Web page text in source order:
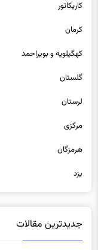
کرمان
کهگیلویه و بویراحمد
گلستان
لرستان
مرکزی
هرمزگان
یزد
پیش‌بینی